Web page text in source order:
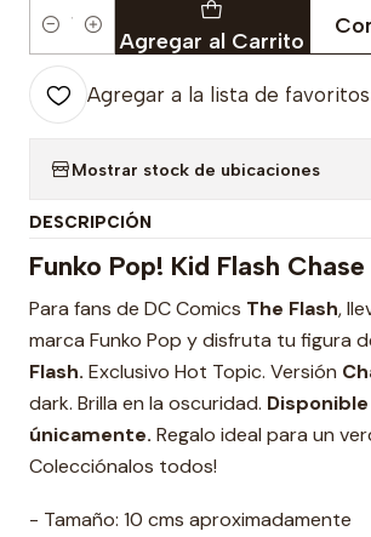
Cantidad Agregar al Carrito
Agregar a la lista de favoritos
Mostrar stock de ubicaciones
DESCRIPCIÓN
Funko Pop! Kid Flash Chase
Para fans de DC Comics The Flash,
marca Funko Pop y disfruta tu figura
Flash. Exclusivo Hot Topic. Versión
dark. Brilla en la oscuridad.
únicamente. Regalo ideal para un
Colecciónalos todos!
- Tamaño: 10 cms aproximadamente